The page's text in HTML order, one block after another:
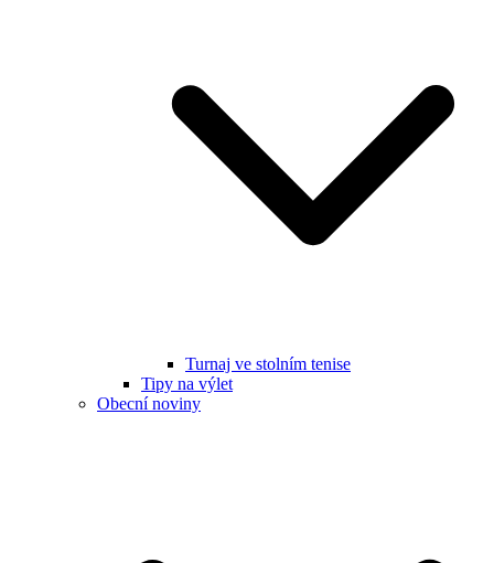
Turnaj ve stolním tenise
Tipy na výlet
Obecní noviny